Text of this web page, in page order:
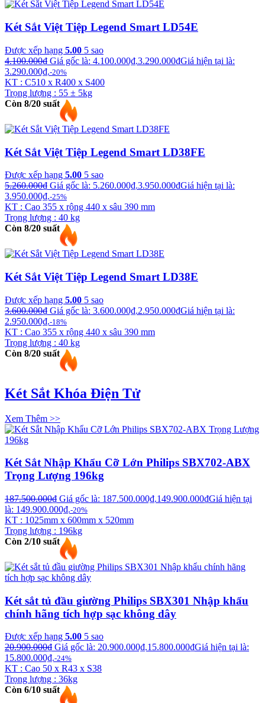
Két Sắt Việt Tiệp Legend Smart LD54E
Được xếp hạng 5.00 5 sao
4.100.000₫ Giá gốc là: 4.100.000₫.3.290.000₫Giá hiện tại là:
3.290.000₫.-20%
KT : C510 x R400 x S400
Trọng lượng : 55 ± 5kg
Còn 8/20 suất
Két Sắt Việt Tiệp Legend Smart LD38FE
Được xếp hạng 5.00 5 sao
5.260.000₫ Giá gốc là: 5.260.000₫.3.950.000₫Giá hiện tại là:
3.950.000₫.-25%
KT : Cao 355 x rộng 440 x sâu 390 mm
Trọng lượng : 40 kg
Còn 8/20 suất
Két Sắt Việt Tiệp Legend Smart LD38E
Được xếp hạng 5.00 5 sao
3.600.000₫ Giá gốc là: 3.600.000₫.2.950.000₫Giá hiện tại là:
2.950.000₫.-18%
KT : Cao 355 x rộng 440 x sâu 390 mm
Trọng lượng : 40 kg
Còn 8/20 suất
Két Sắt Khóa Điện Tử
Xem Thêm >>
Két Sắt Nhập Khẩu Cỡ Lớn Philips SBX702-ABX
Trọng Lượng 196kg
187.500.000₫ Giá gốc là: 187.500.000₫.149.900.000₫Giá hiện tại
là: 149.900.000₫.-20%
KT : 1025mm x 600mm x 520mm
Trọng lượng : 196kg
Còn 2/10 suất
Két sắt tủ đầu giường Philips SBX301 Nhập khẩu
chính hãng tích hợp sạc không dây
Được xếp hạng 5.00 5 sao
20.900.000₫ Giá gốc là: 20.900.000₫.15.800.000₫Giá hiện tại là:
15.800.000₫.-24%
KT : Cao 50 x R43 x S38
Trọng lượng : 36kg
Còn 6/10 suất